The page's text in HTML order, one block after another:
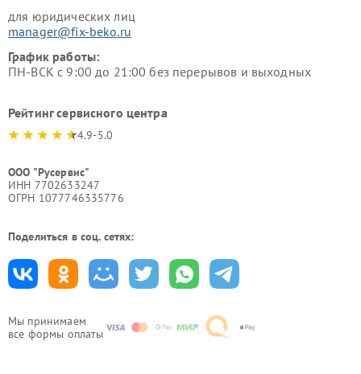
Мы принимаем
все формы оплаты
для юридических лиц
manager@fix-beko.ru
График работы:
ПН-ВСК с 9:00 до 21:00 без перерывов и выходных
Рейтинг сервисного центра
4.9-5.0
ООО "Русервис"
ИНН 7702633247
ОГРН 1077746335776
Поделиться в соц. сетях: